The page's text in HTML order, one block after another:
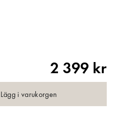
2 399 kr
Lägg i varukorgen